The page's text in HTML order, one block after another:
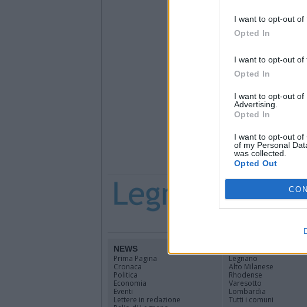
I want to opt-out of
Opted In
I want to opt-out of
Opted In
I want to opt-out of
Advertising.
Opted In
I want to opt-out of
of my Personal
was collected.
Opted Out
NEWS
Prima Pagina
Cronaca
Politica
Economia
Eventi
Lettere in redazione
Legnano
Alto Milanese
Rhodense
Varesotto
Lombardia
Tutti i comuni